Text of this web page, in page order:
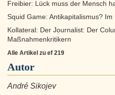
Freibier: Lück muss der Mensch
Squid Game: Antikapitalismus? Im
Kollateral: Der Journalist: Der
Maßnahmenkritikern
Alle Artikel zu ef 219
Autor
André Sikojev